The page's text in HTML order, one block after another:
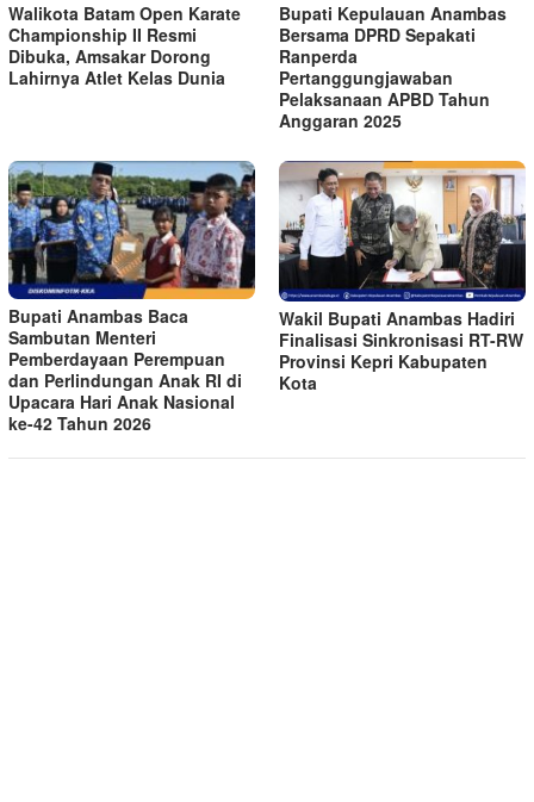
Walikota Batam Open Karate
Championship II Resmi
Dibuka, Amsakar Dorong
Lahirnya Atlet Kelas Dunia
Bupati Kepulauan Anambas
Bersama DPRD Sepakati
Ranperda
Pertanggungjawaban
Pelaksanaan APBD Tahun
Anggaran 2025
Bupati Anambas Baca
Sambutan Menteri
Pemberdayaan Perempuan
dan Perlindungan Anak RI di
Upacara Hari Anak Nasional
ke-42 Tahun 2026
Wakil Bupati Anambas Hadiri
Finalisasi Sinkronisasi RT-RW
Provinsi Kepri Kabupaten
Kota